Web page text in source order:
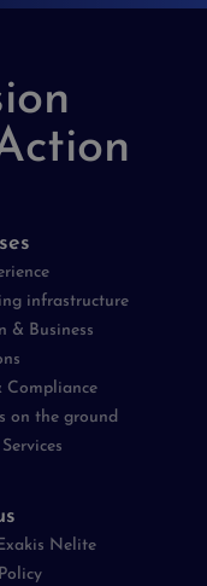
infrastructure
& Business
Compliance
on the ground
Nelite